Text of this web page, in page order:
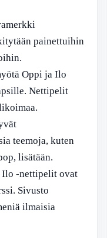
painettuihin
Oppi ja Ilo
Nettipelit
teemoja, kuten
lisätään.
Ilo -nettipelit ovat
Sivusto
ilmaisia